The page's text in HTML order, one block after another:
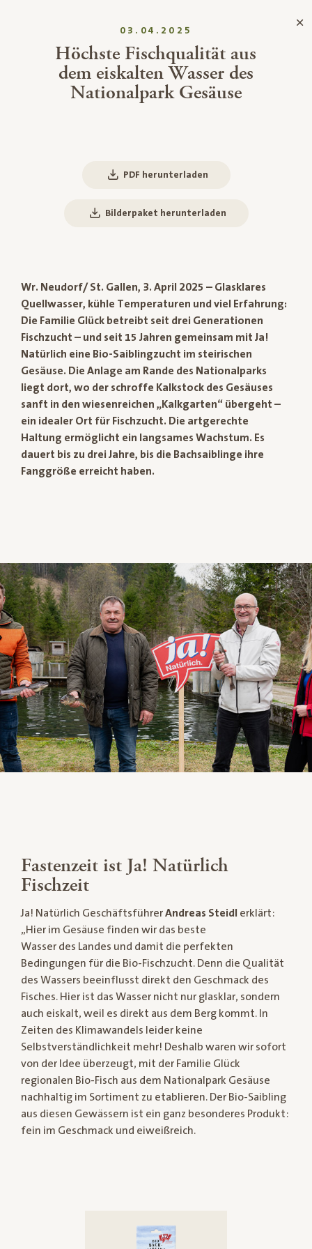
03.04.2025
Höchste Fischqualität aus
dem eiskalten Wasser des
Nationalpark Gesäuse
PDF herunterladen
Bilderpaket herunterladen
Wr. Neudorf/ St. Gallen, 3. April 2025 – Glasklares
Quellwasser, kühle Temperaturen und viel Erfahrung:
Die Familie Glück betreibt seit drei Generationen
Fischzucht – und seit 15 Jahren gemeinsam mit Ja!
Natürlich eine Bio-Saiblingzucht im steirischen
Gesäuse. Die Anlage am Rande des Nationalparks
liegt dort, wo der schroffe Kalkstock des Gesäuses
sanft in den wiesenreichen „Kalkgarten“ übergeht –
ein idealer Ort für Fischzucht. Die artgerechte
Haltung ermöglicht ein langsames Wachstum. Es
dauert bis zu drei Jahre, bis die Bachsaiblinge ihre
Fanggröße erreicht haben.
Fastenzeit ist Ja! Natürlich
Fischzeit
Ja! Natürlich GeschäftsführerAndreas Steidl erklärt:
„Hier im Gesäuse finden wir das beste
Wasser des Landes und damit die perfekten
Bedingungen für die Bio-Fischzucht. Denn die Qualität
des Wassers beeinflusst direkt den Geschmack des
Fisches. Hier ist das Wasser nicht nur glasklar, sondern
auch eiskalt, weil es direkt aus dem Berg kommt. In
Zeiten des Klimawandels leider keine
Selbstverständlichkeit mehr! Deshalb waren wir sofort
von der Idee überzeugt, mit der Familie Glück
regionalen Bio-Fisch aus dem Nationalpark Gesäuse
nachhaltig im Sortiment zu etablieren. Der Bio-Saibling
aus diesen Gewässern ist ein ganz besonderes Produkt:
fein im Geschmack und eiweißreich.